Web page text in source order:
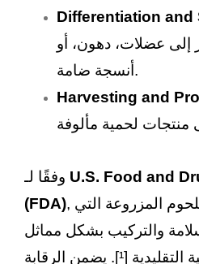
Differentiation and
إلى عضلات، دهون، أو
أنسجة ضامة.
Harvesting and
U.S. Food and
(FDA), يمكن تنظيم منتجات اللحوم المزروعة التي
والتركيب بشكل مماثل
للمنتجات الحيوانية التقليدية [¹]. يضمن الرقابة